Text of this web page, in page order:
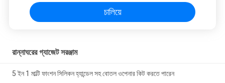
চালিয়ে
রান্নাঘরের গ্যাজেট সরঞ্জাম
5 ইন 1 মাল্টি ফাংশন সিলিকন হ্যান্ডেল সহ বোতল ওপেনার কিট করতে পারেন